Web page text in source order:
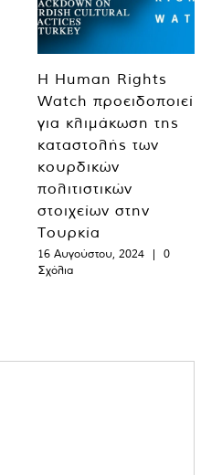
Η Human Rights
Watch προειδοποιεί
για κλιμάκωση της
καταστολής των
κουρδικών
πολιτιστικών
στοιχείων στην
Τουρκία
16 Αυγούστου, 2024 |
0
Σχόλια